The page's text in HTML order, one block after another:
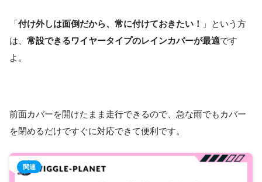
「付け外しは面倒だから、常に付けておきたい！
」という方
は、 常設できるワイヤータイプのレインカバーが最適です
よ。
前面カバーを開けたまま走行できるので、急な雨でもカバー
を閉めるだけですぐに対応できて便利です。